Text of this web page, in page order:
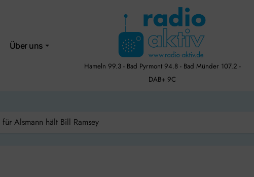
Über uns
Hameln 99.3 - Bad Pyrmont 94.8 - Bad Münder 107.2 -
DAB+ 9C
Alsmann hält Bill Ramsey